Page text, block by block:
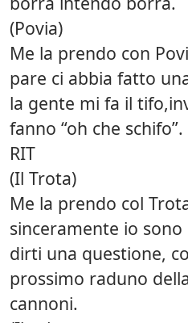
(Povia)
Me la prendo con
pare ci abbia fatto
la gente mi fa il
fanno “oh che schifo”.
RIT
(Il Trota)
Me la prendo col
sinceramente io
dirti una questione,
prossimo raduno
cannoni.